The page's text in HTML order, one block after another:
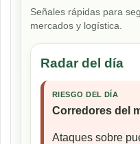
Señales rápidas para
mercados y logística.
Radar del día
RIESGO DEL DÍA
Corredores del
Ataques sobre